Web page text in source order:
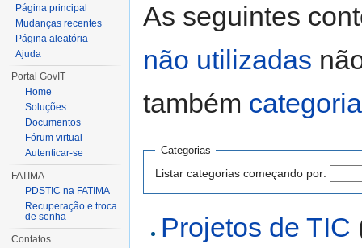
As seguintes
não utilizadas
também
Categorias
Listar categorias começando por:
Projetos de TIC
Página principal
Mudanças recentes
Página aleatória
Ajuda
Portal GovIT
Home
Soluções
Documentos
Fórum virtual
Autenticar-se
FATIMA
PDSTIC na FATIMA
Recuperação e troca
de senha
Contatos